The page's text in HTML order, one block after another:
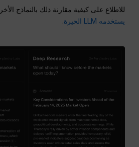
للاطلاع على كيفية مقارنة ذلك بالنماذج
يستخدمه LLM الحيرة
.